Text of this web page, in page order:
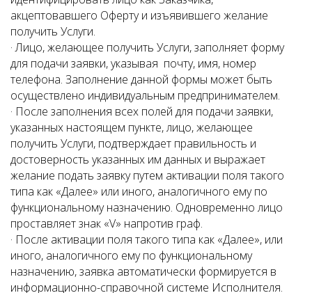
акцептовавшего Оферту и изъявившего желание
получить Услуги.
· Лицо, желающее получить Услуги, заполняет форму
для подачи заявки, указывая почту, имя, номер
телефона. Заполнение данной формы может быть
осуществлено индивидуальным предпринимателем.
· После заполнения всех полей для подачи заявки,
указанных настоящем пункте, лицо, желающее
получить Услуги, подтверждает правильность и
достоверность указанных им данных и выражает
желание подать заявку путем активации поля такого
типа как «Далее» или иного, аналогичного ему по
функциональному назначению. Одновременно лицо
проставляет знак «V» напротив граф.
· После активации поля такого типа как «Далее», или
иного, аналогичного ему по функциональному
назначению, заявка автоматически формируется в
информационно-справочной системе Исполнителя.